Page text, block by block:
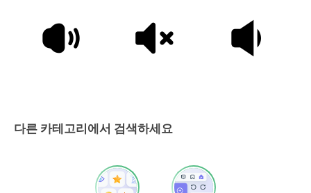
다른 카테고리에서 검색하세요